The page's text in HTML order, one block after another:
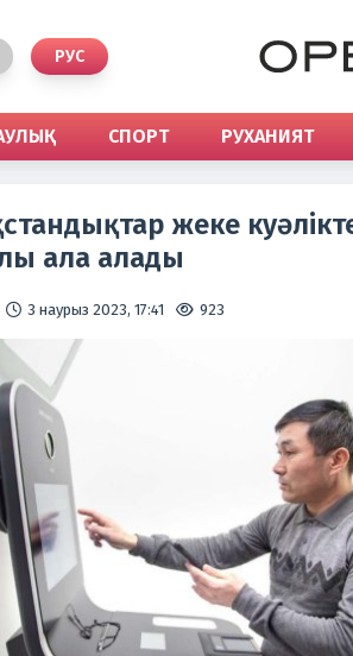
РУС
СПОРТ РУХАНИЯТ
жеке
ала алады
3 наурыз 2023, 17:41 923